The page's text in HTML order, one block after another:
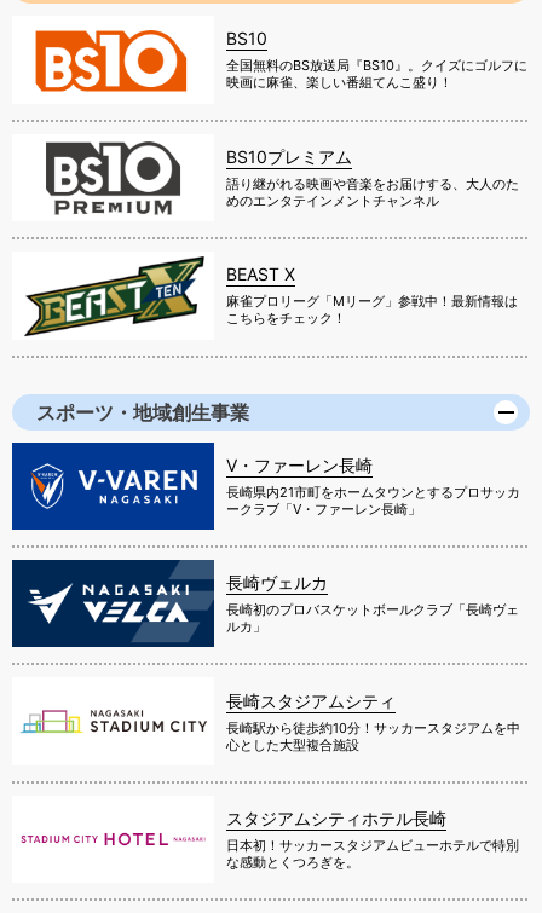
BS10
全国無料のBS放送局『BS10』。クイズにゴルフに
映画に麻雀、楽しい番組てんこ盛り！
BS10プレミアム
語り継がれる映画や音楽をお届けする、大人のた
めのエンタテインメントチャンネル
BEAST X
麻雀プロリーグ「Mリーグ」参戦中！最新情報は
こちらをチェック！
スポーツ・地域創生事業
V・ファーレン長崎
長崎県内21市町をホームタウンとするプロサッカ
ークラブ「V・ファーレン長崎」
長崎ヴェルカ
長崎初のプロバスケットボールクラブ「長崎ヴェ
ルカ」
長崎スタジアムシティ
長崎駅から徒歩約10分！サッカースタジアムを中
心とした大型複合施設
スタジアムシティホテル長崎
日本初！サッカースタジアムビューホテルで特別
な感動とくつろぎを。